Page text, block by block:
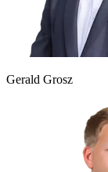
Gerald Grosz